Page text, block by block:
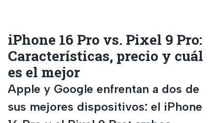
iPhone 16 Pro vs. Pixel 9 Pro:
Características, precio y cuál
es el mejor
Apple y Google enfrentan a dos de
sus mejores dispositivos: el iPhone